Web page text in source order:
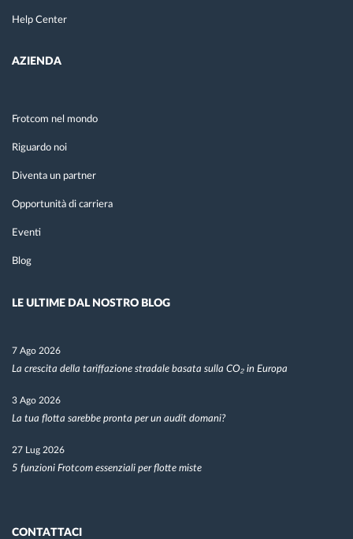
Help Center
AZIENDA
Frotcom nel mondo
Riguardo noi
Diventa un partner
Opportunità di carriera
Eventi
Blog
LE ULTIME DAL NOSTRO BLOG
7 Ago 2026
La crescita della tariffazione stradale basata sulla CO₂ in Europa
3 Ago 2026
La tua flotta sarebbe pronta per un audit domani?
27 Lug 2026
5 funzioni Frotcom essenziali per flotte miste
CONTATTACI